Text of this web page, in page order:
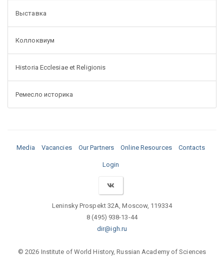
Выставка
Коллоквиум
Historia Ecclesiae et Religionis
Ремесло историка
Media Vacancies Our Partners Online Resources Contacts
Login
Leninsky Prospekt 32A, Moscow, 119334
8 (495) 938-13-44
dir@igh.ru
© 2026 Institute of World History, Russian Academy of Sciences